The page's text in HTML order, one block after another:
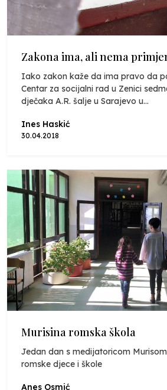
Zakona ima, ali nema
Iako zakon kaže da ima pravo da
Centar za socijalni rad u Zenici
dječaka A.R. šalje u Sarajevo u...
Ines Haskić
30.04.2018
Murisina romska škola
Jedan dan s medijatoricom
romske djece i škole
Anes Osmić